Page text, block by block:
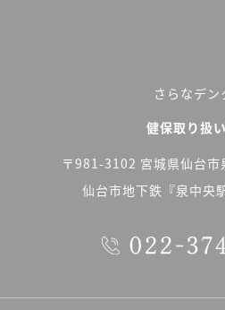
さらなデン
健保取り扱
〒981-3102 宮城県仙台
仙台市地下鉄『泉中央